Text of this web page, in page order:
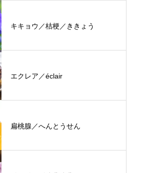
キキョウ／桔梗／ききょう
エクレア／éclair
扁桃腺／へんとうせん